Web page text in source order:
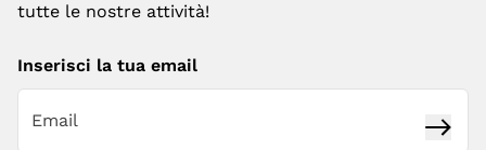
tutte le nostre attività!
Inserisci la tua email